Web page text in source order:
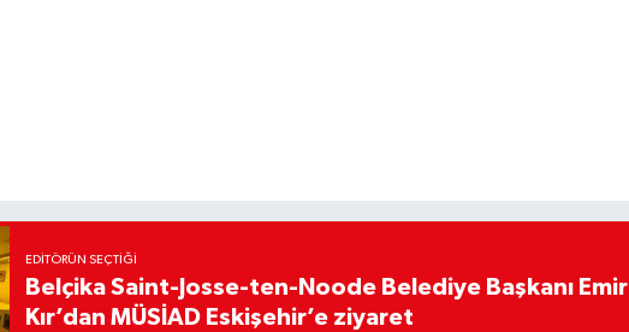
EDITÖRÜN SEÇTIĞI
Belçika Saint-Josse-ten-Noode Belediye Başkanı Emir
Kır’dan MÜSİAD Eskişehir’e ziyaret